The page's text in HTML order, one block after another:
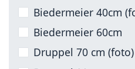
Biedermeier 40cm
Biedermeier 60cm
Druppel 70 cm (foto)